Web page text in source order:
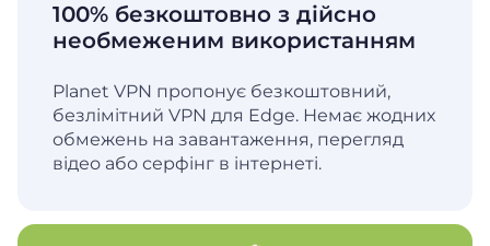
100% безкоштовно з дійсно
необмеженим використанням
Planet VPN пропонує безкоштовний,
безлімітний VPN для Edge. Немає жодних
обмежень на завантаження, перегляд
відео або серфінг в інтернеті.